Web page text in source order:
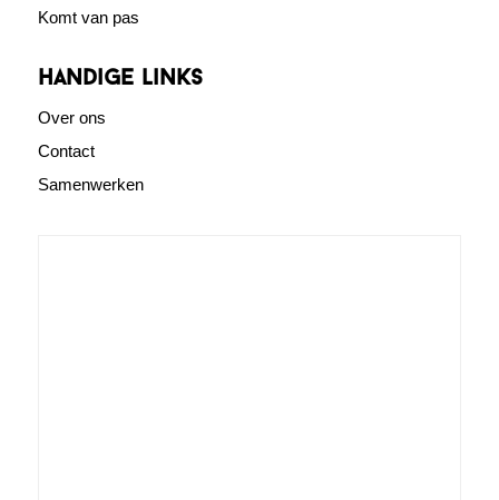
Komt van pas
Handige links
Over ons
Contact
Samenwerken